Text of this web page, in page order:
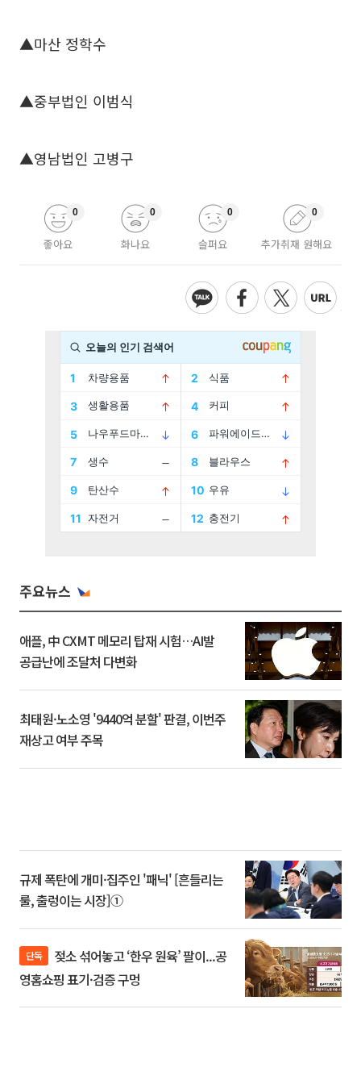
▲마산 정학수
▲중부법인 이범식
▲영남법인 고병구
좋아요
0
화나요
0
슬퍼요
0
추가취재 원해요
0
주요뉴스
애플, 中 CXMT 메모리 탑재 시험…AI발
공급난에 조달처 다변화
최태원·노소영 '9440억 분할' 판결, 이번주
재상고 여부 주목
규제 폭탄에 개미·집주인 '패닉' [흔들리는
룰, 출렁이는 시장]①
단독
영홈쇼핑 표기·검증 구멍